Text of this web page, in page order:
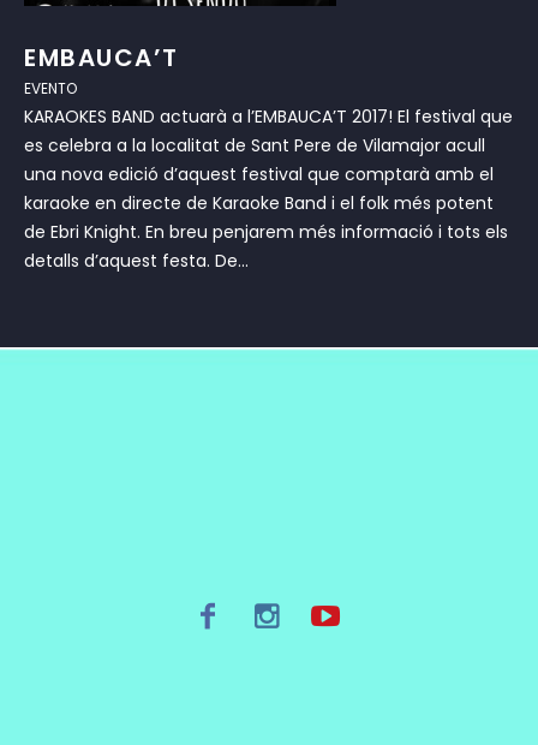
EMBAUCA’T
EVENTO
KARAOKES BAND actuarà a l’EMBAUCA’T 2017! El festival que
es celebra a la localitat de Sant Pere de Vilamajor acull
una nova edició d’aquest festival que comptarà amb el
karaoke en directe de Karaoke Band i el folk més potent
de Ebri Knight. En breu penjarem més informació i tots els
detalls d’aquest festa. De...